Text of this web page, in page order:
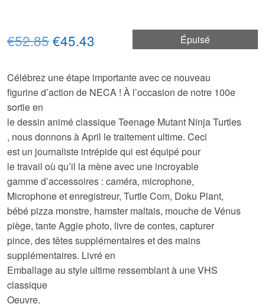
Épuisé
€52.85Le
initial
€52.85.
€45.43
actuel
€45.43.
Célébrez une étape importante avec ce nouveau
figurine d’action de NECA ! À l’occasion de notre 100e
sortie en
le dessin animé classique Teenage Mutant Ninja Turtles
, nous donnons à April le traitement ultime. Ceci
est un journaliste intrépide qui est équipé pour
le travail où qu’il la mène avec une incroyable
gamme d’accessoires : caméra, microphone,
Microphone et enregistreur, Turtle Com, Doku Plant,
bébé pizza monstre, hamster maltais, mouche de Vénus
piège, tante Aggie photo, livre de contes, capturer
pince, des têtes supplémentaires et des mains
supplémentaires. Livré en
Emballage au style ultime ressemblant à une VHS
classique
Oeuvre.